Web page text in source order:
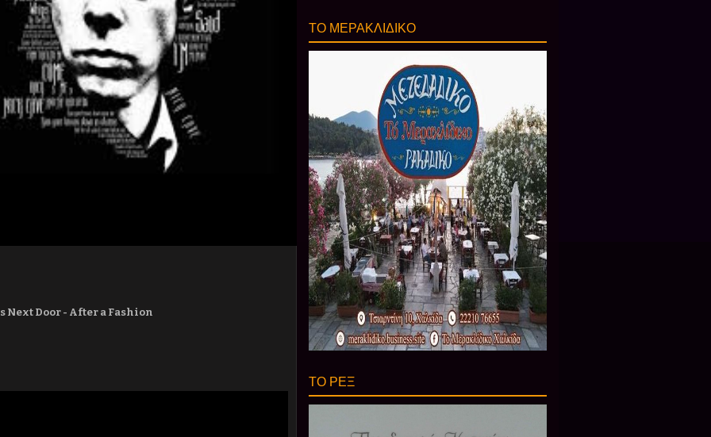
Door - After a Fashion
ΤΟ ΜΕΡΑΚΛΙΔΙΚΟ
ΤΟ ΡΕΞ